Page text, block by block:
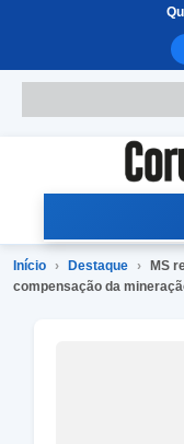
Início › Destaque ›
MS
compensação da